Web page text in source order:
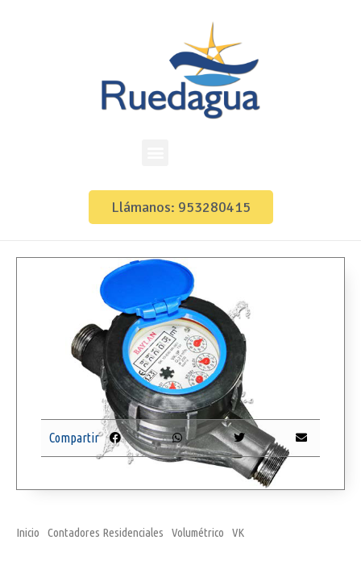
Llámanos: 953280415
Inicio Contadores Residenciales Volumétrico VK
Compartir